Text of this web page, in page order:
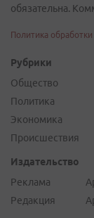
обязательна.
Политика
Рубрики
Общество
Политика
Экономика
Происшествия
Издательство
Реклама
Редакция